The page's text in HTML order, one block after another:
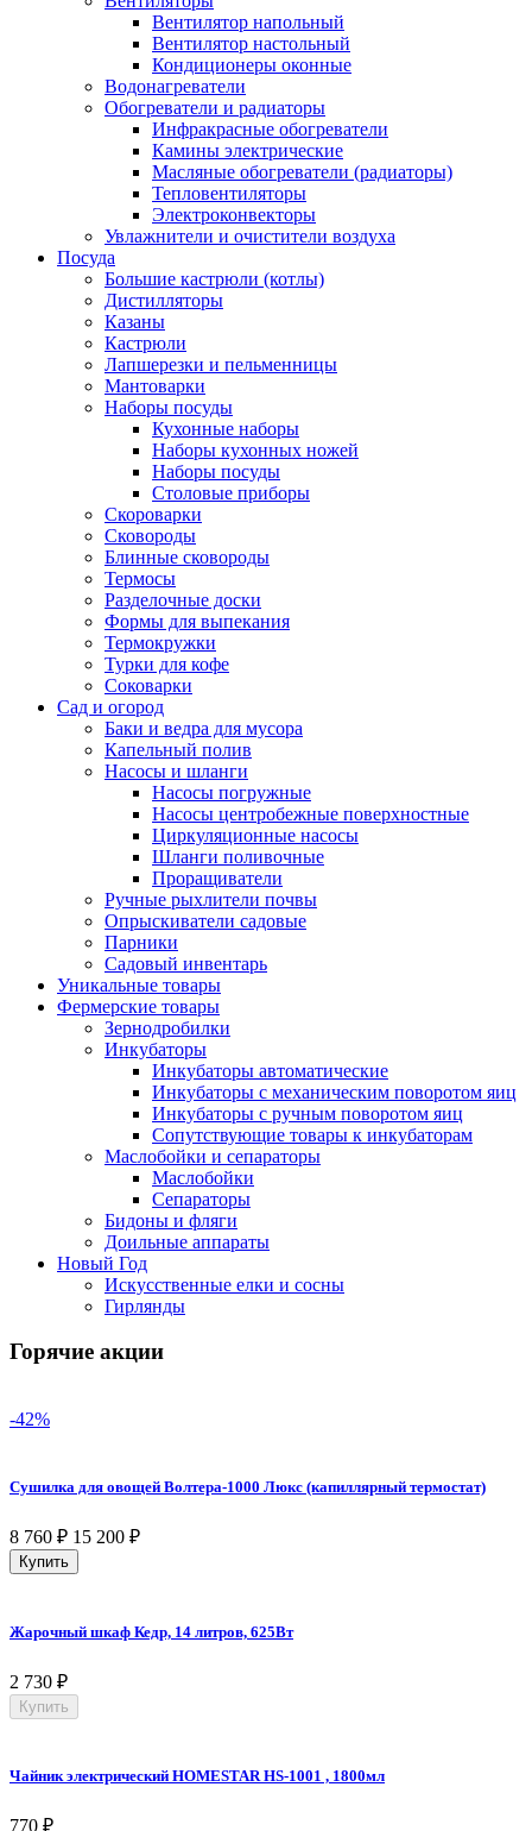
Вентилятор напольный
Вентилятор настольный
Кондиционеры оконные
Водонагреватели
Обогреватели и радиаторы
Инфракрасные обогреватели
Камины электрические
Масляные обогреватели (радиаторы)
Тепловентиляторы
Электроконвекторы
Увлажнители и очистители воздуха
Посуда
Большие кастрюли (котлы)
Дистилляторы
Казаны
Кастрюли
Лапшерезки и пельменницы
Мантоварки
Наборы посуды
Кухонные наборы
Наборы кухонных ножей
Наборы посуды
Столовые приборы
Скороварки
Сковороды
Блинные сковороды
Термосы
Разделочные доски
Формы для выпекания
Термокружки
Турки для кофе
Соковарки
Сад и огород
Баки и ведра для мусора
Капельный полив
Насосы и шланги
Насосы погружные
Насосы центробежные поверхностные
Циркуляционные насосы
Шланги поливочные
Проращиватели
Ручные рыхлители почвы
Опрыскиватели садовые
Парники
Садовый инвентарь
Уникальные товары
Фермерские товары
Зернодробилки
Инкубаторы
Инкубаторы автоматические
Инкубаторы с механическим поворотом яиц
Инкубаторы с ручным поворотом яиц
Сопутствующие товары к инкубаторам
Маслобойки и сепараторы
Маслобойки
Сепараторы
Бидоны и фляги
Доильные аппараты
Новый Год
Искусственные елки и сосны
Гирлянды
Горячие акции
-42%
Сушилка для овощей Волтера-1000 Люкс (капиллярный термостат)
8 760 ₽ 15 200 ₽
Купить
Жарочный шкаф Кедр, 14 литров, 625Вт
2 730 ₽
Купить
Чайник электрический HOMESTAR HS-1001 , 1800мл
770 ₽